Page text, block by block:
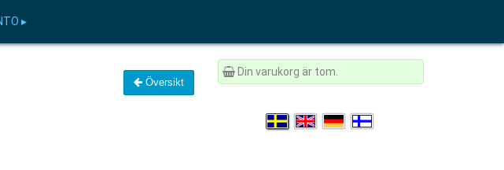
▸
Översikt
Din varukorg är tom.